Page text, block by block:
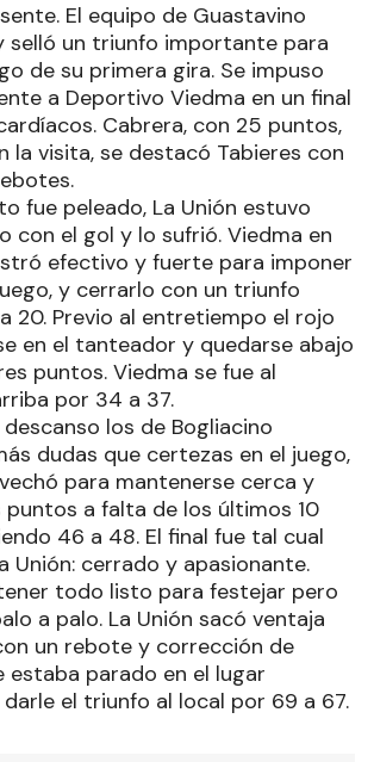
El equipo de Guastavino
selló un triunfo importante para
de su primera gira. Se impuso
a Deportivo Viedma en un final
Cabrera, con 25 puntos,
la visita, se destacó Tabieres con
fue peleado, La Unión estuvo
con el gol y lo sufrió. Viedma en
efectivo y fuerte para imponer
y cerrarlo con un triunfo
20. Previo al entretiempo el rojo
en el tanteador y quedarse abajo
puntos. Viedma se fue al
por 34 a 37.
los de Bogliacino
dudas que certezas en el juego,
para mantenerse cerca y
puntos a falta de los últimos 10
46 a 48. El final fue tal cual
Unión: cerrado y apasionante.
todo listo para festejar pero
a palo. La Unión sacó ventaja
un rebote y corrección de
parado en el lugar
el triunfo al local por 69 a 67.